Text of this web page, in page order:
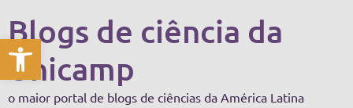
Abrir a barra de ferramentas
Blogs de ciência da
Unicamp
o maior portal de blogs de ciências da América Latina